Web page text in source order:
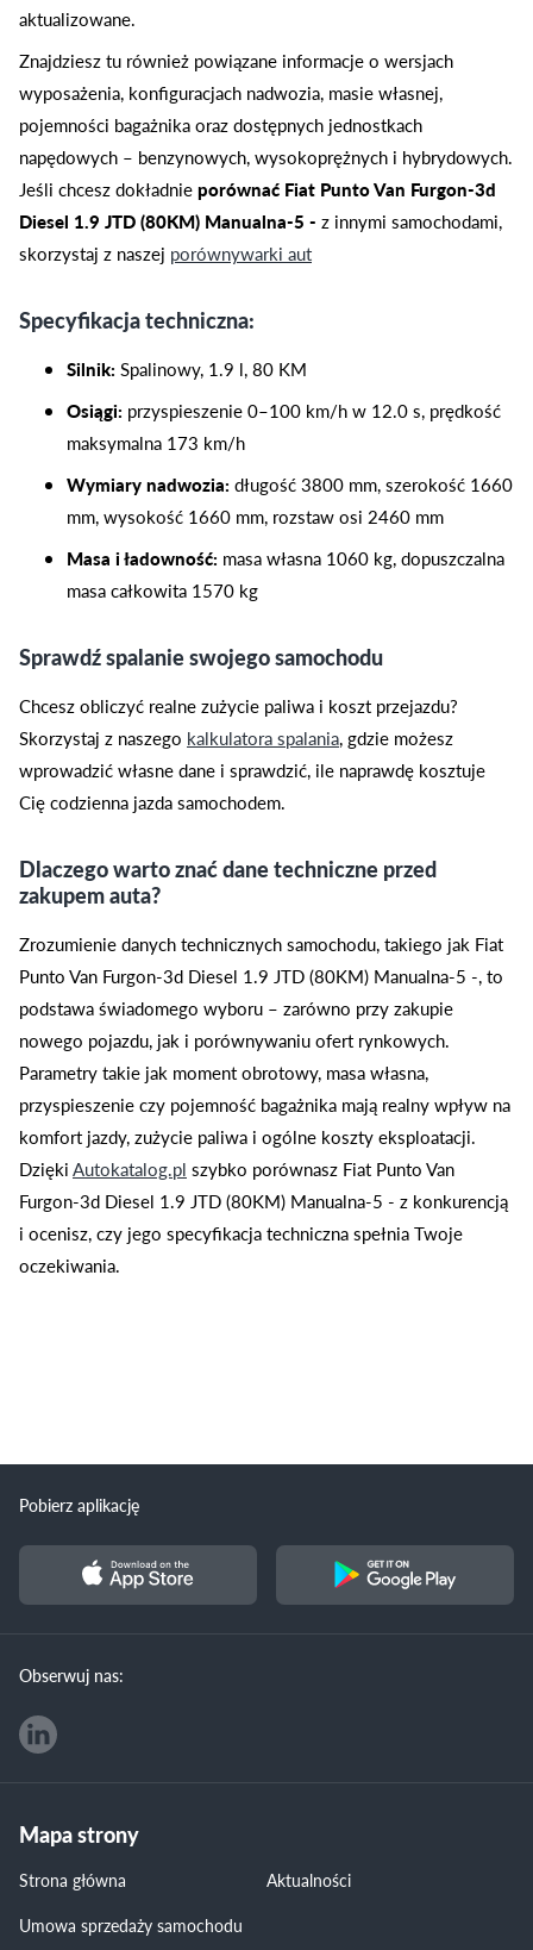
aktualizowane.
Znajdziesz tu również powiązane informacje o wersjach
wyposażenia, konfiguracjach nadwozia, masie własnej,
pojemności bagażnika oraz dostępnych jednostkach
napędowych – benzynowych, wysokoprężnych i hybrydowych.
Jeśli chcesz dokładnieporównać Fiat Punto Van Furgon-3d
Diesel 1.9 JTD (80KM) Manualna-5 - z innymi samochodami,
skorzystaj z naszej porównywarki aut
Specyfikacja techniczna:
Silnik: Spalinowy, 1.9 l, 80 KM
Osiągi: przyspieszenie 0–100 km/h w 12.0 s, prędkość
maksymalna 173 km/h
Wymiary nadwozia: długość 3800 mm, szerokość 1660
mm, wysokość 1660 mm, rozstaw osi 2460 mm
Masa i ładowność: masa własna 1060 kg, dopuszczalna
masa całkowita 1570 kg
Sprawdź spalanie swojego samochodu
Chcesz obliczyć realne zużycie paliwa i koszt przejazdu?
Skorzystaj z naszego kalkulatora spalania, gdzie możesz
wprowadzić własne dane i sprawdzić, ile naprawdę kosztuje
Cię codzienna jazda samochodem.
Dlaczego warto znać dane techniczne przed
zakupem auta?
Zrozumienie danych technicznych samochodu, takiego jak Fiat
Punto Van Furgon-3d Diesel 1.9 JTD (80KM) Manualna-5 -, to
podstawa świadomego wyboru – zarówno przy zakupie
nowego pojazdu, jak i porównywaniu ofert rynkowych.
Parametry takie jak moment obrotowy, masa własna,
przyspieszenie czy pojemność bagażnika mają realny wpływ na
komfort jazdy, zużycie paliwa i ogólne koszty eksploatacji.
DziękiAutokatalog.pl szybko porównasz Fiat Punto Van
Furgon-3d Diesel 1.9 JTD (80KM) Manualna-5 - z konkurencją
i ocenisz, czy jego specyfikacja techniczna spełnia Twoje
oczekiwania.
Pobierz aplikację
Obserwuj nas:
Mapa strony
Strona główna
Aktualności
Umowa sprzedaży samochodu